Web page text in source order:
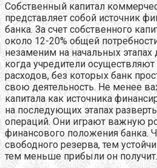
Собственный капитал
представляет собой источник
банка. За счет собственного
около 12-20% общей
незаменим на начальных этапах
когда учредители
расходов, без которых банк
свою деятельность. Не менее
капитала как источника
на последующих этапах
операций. Они играют важную
финансового положения банка.
свободного резерва, тем
тем меньше прибыли он получит.